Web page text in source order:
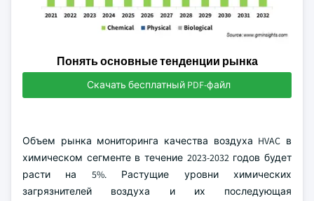
Понять основные тенденции рынка
Скачать бесплатный PDF-файл
Объем рынка мониторинга качества воздуха HVAC в
химическом сегменте в течение 2023-2032 годов будет
расти на 5%. Растущие уровни химических
загрязнителей воздуха и их последующая